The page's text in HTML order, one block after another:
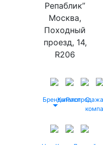
Репаблик”
Москва,
Походный
проезд, 14,
R206
БрендыКаталог
Распродажа
О